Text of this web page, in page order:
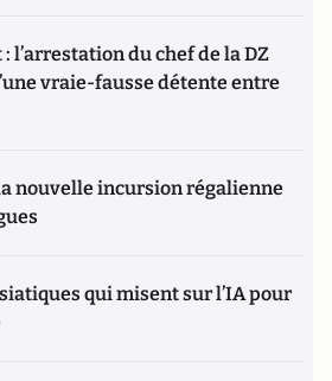
l’arrestation du chef de la DZ
vraie-fausse détente entre
nouvelle incursion régalienne
qui misent sur l’IA pour